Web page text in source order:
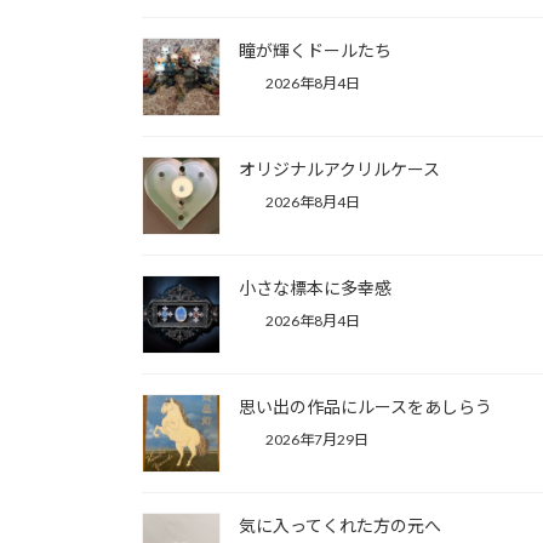
瞳が輝くドールたち
2026年8月4日
オリジナルアクリルケース
2026年8月4日
小さな標本に多幸感
2026年8月4日
思い出の作品にルースをあしらう
2026年7月29日
気に入ってくれた方の元へ